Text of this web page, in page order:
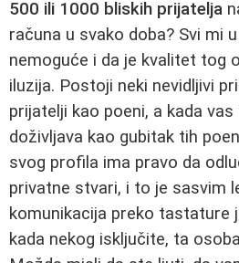
500 ili 1000 bliskih prijatelja
računa u svako doba? Svi mi
nemoguće i da je kvalitet tog
iluzija. Postoji neki nevidljivi
prijatelji kao poeni, a kada
doživljava kao gubitak tih
svog profila ima pravo da
privatne stvari, i to je sasvim
komunikacija preko tastature
kada nekog isključite, ta